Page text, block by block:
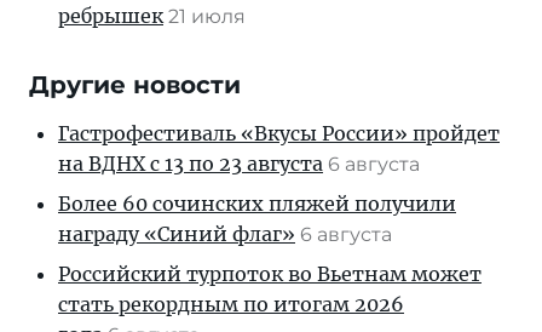
ребрышек 21 июля
Другие новости
Гастрофестиваль «Вкусы России» пройдет
на ВДНХ с 13 по 23 августа 6 августа
Более 60 сочинских пляжей получили
награду «Синий флаг» 6 августа
Российский турпоток во Вьетнам может
стать рекордным по итогам 2026